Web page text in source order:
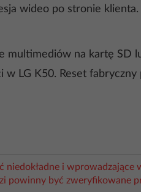
wideo po stronie klienta.
multimediów na kartę SD
LG K50. Reset
i
powinny być zweryfikowane